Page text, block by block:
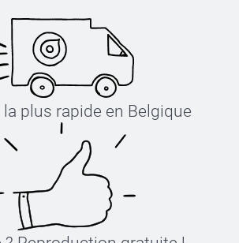
plus rapide en Belgique